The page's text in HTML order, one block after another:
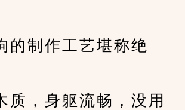
制作工艺堪称绝
，身躯流畅，没用